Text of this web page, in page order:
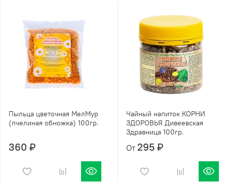
Пыльца цветочная МелМур
(пчелиная обножка) 100гр.
360 ₽
Чайный напиток КОРНИ
ЗДОРОВЬЯ Дивеевская
Здравница 100гр.
От 295 ₽